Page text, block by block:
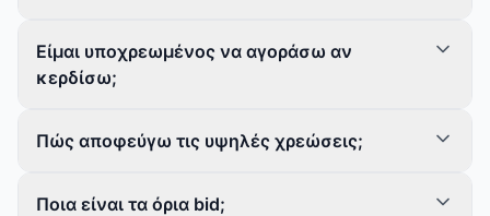
Είμαι υποχρεωμένος να αγοράσω αν
κερδίσω;
Πώς αποφεύγω τις υψηλές χρεώσεις;
Ποια είναι τα όρια bid;